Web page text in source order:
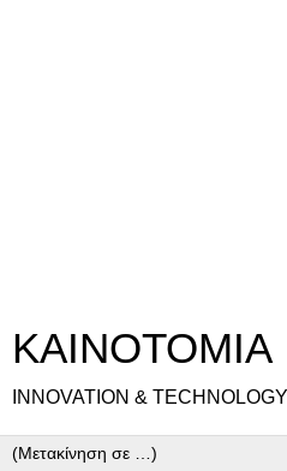
ΚΑΙΝΟΤΟΜΙΑ
INNOVATION &